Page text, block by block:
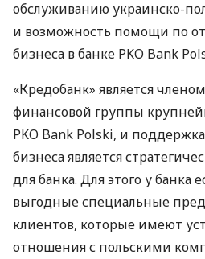
обслуживанию украинско-
и возможность помощи по
бизнеса в банке PKO Bank
«Кредобанк» является
финансовой группы
PKO Bank Polski, и
бизнеса является
для банка. Для этого у банка
выгодные специальные
клиентов, которые имеют
отношения с польскими